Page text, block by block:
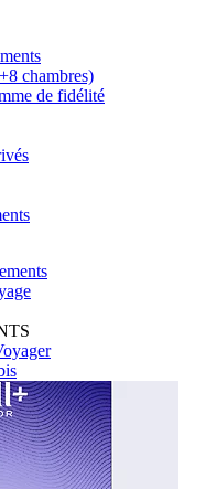
chambres)
de fidélité